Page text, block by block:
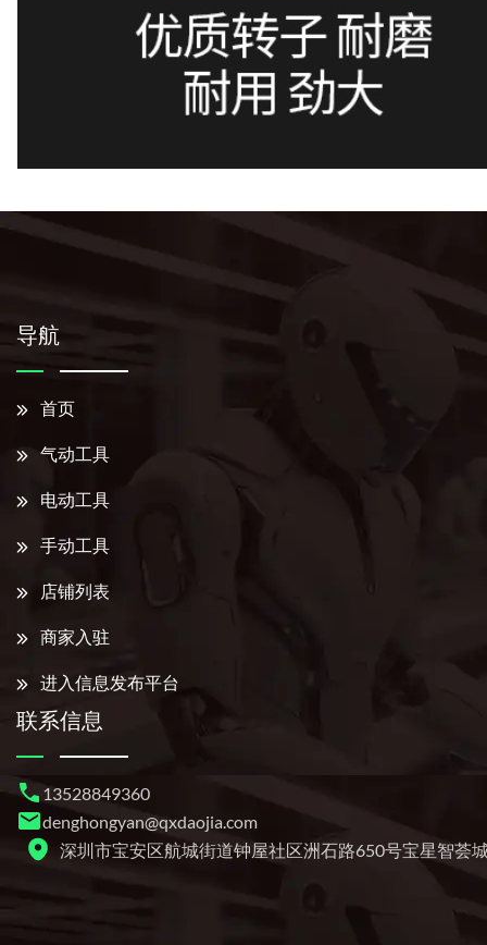
导航
首页
气动工具
电动工具
手动工具
店铺列表
商家入驻
进入信息发布平台
联系信息
13528849360
denghongyan@qxdaojia.com
深圳市宝安区航城街道钟屋社区洲石路650号宝星智荟